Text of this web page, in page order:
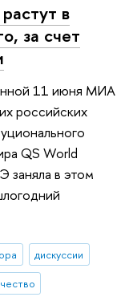
в
за счет
11 июня МИА
российских
QS World
заняла в этом
дискуссии